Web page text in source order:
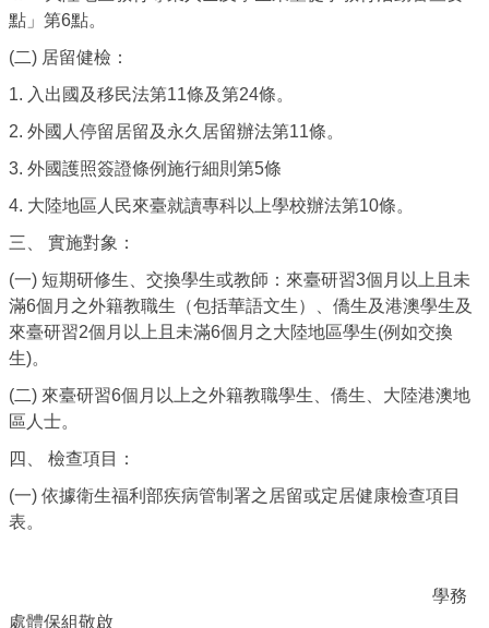
點」第6點。
(二) 居留健檢：
1. 入出國及移民法第11條及第24條。
2. 外國人停留居留及永久居留辦法第11條。
3. 外國護照簽證條例施行細則第5條
4. 大陸地區人民來臺就讀專科以上學校辦法第10條。
三、 實施對象：
(一) 短期研修生、交換學生或教師：來臺研習3個月以上且未
滿6個月之外籍教職生（包括華語文生）、僑生及港澳學生及
來臺研習2個月以上且未滿6個月之大陸地區學生(例如交換
生)。
(二) 來臺研習6個月以上之外籍教職學生、僑生、大陸港澳地
區人士。
四、 檢查項目：
(一) 依據衛生福利部疾病管制署之居留或定居健康檢查項目
表。
學務
處體保組敬啟